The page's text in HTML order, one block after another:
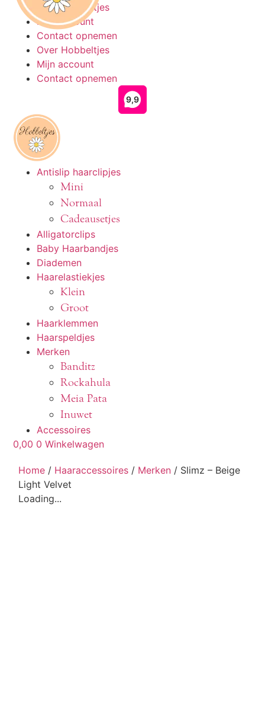
inhoud
Over Hobbeltjes
Mijn account
Contact opnemen
Over Hobbeltjes
Mijn account
Contact opnemen
Antislip haarclipjes
Mini
Normaal
Cadeausetjes
Alligatorclips
Baby Haarbandjes
Diademen
Haarelastiekjes
Klein
Groot
Haarklemmen
Haarspeldjes
Merken
Banditz
Rockahula
Meia Pata
Inuwet
Accessoires
0,00 0 Winkelwagen
Home / Haaraccessoires / Merken / Slimz – Beige
Light Velvet
Loading...